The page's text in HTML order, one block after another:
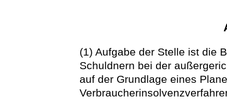
(1) Aufgabe der Stelle ist die
Schuldnern bei der
auf der Grundlage eines